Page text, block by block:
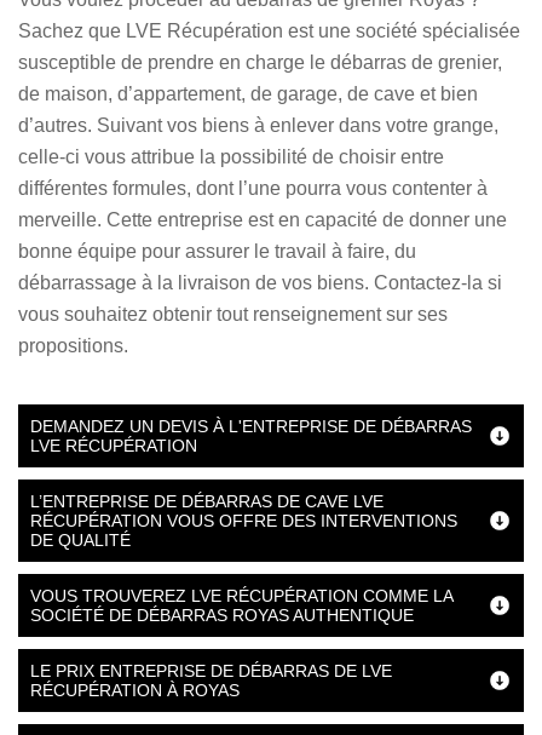
Sachez que LVE Récupération est une société spécialisée
susceptible de prendre en charge le débarras de grenier,
de maison, d’appartement, de garage, de cave et bien
d’autres. Suivant vos biens à enlever dans votre grange,
celle-ci vous attribue la possibilité de choisir entre
différentes formules, dont l’une pourra vous contenter à
merveille. Cette entreprise est en capacité de donner une
bonne équipe pour assurer le travail à faire, du
débarrassage à la livraison de vos biens. Contactez-la si
vous souhaitez obtenir tout renseignement sur ses
propositions.
DEMANDEZ UN DEVIS À L'ENTREPRISE DE DÉBARRAS
LVE RÉCUPÉRATION
L’ENTREPRISE DE DÉBARRAS DE CAVE LVE
RÉCUPÉRATION VOUS OFFRE DES INTERVENTIONS
DE QUALITÉ
VOUS TROUVEREZ LVE RÉCUPÉRATION COMME LA
SOCIÉTÉ DE DÉBARRAS ROYAS AUTHENTIQUE
LE PRIX ENTREPRISE DE DÉBARRAS DE LVE
RÉCUPÉRATION À ROYAS